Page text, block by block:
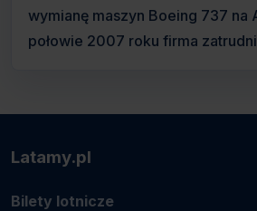
wymianę maszyn Boeing 737 na
połowie 2007 roku firma
Latamy.pl
Bilety lotnicze